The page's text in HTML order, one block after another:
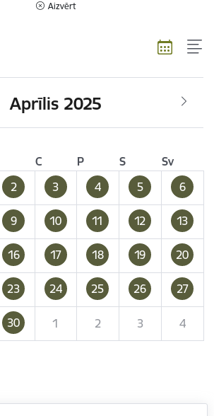
Aizvērt
Aprīlis 2025
C P S
Sv
2 3 4 5 6
9 10 11 12 13
16 17 18 19 20
23 24 25 26 27
30 1 2 3 4